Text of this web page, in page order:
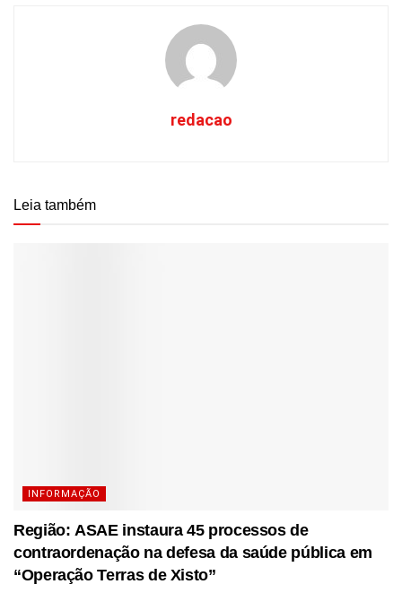
redacao
Leia também
INFORMAÇÃO
Região: ASAE instaura 45 processos de
contraordenação na defesa da saúde pública em
“Operação Terras de Xisto”